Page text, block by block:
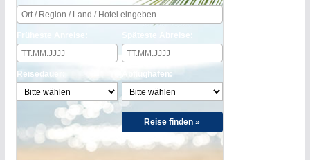
Früheste Anreise:
Reisedauer:
Späteste Abreise:
Abflughafen:
Reise finden »